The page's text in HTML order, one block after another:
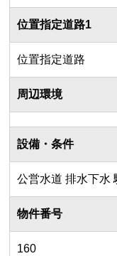
位置指定道路1
位置指定道路
周辺環境
設備・条件
公営水道 排水下水
物件番号
160